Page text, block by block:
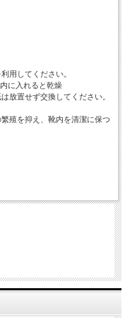
用してください。
に入れると乾燥
放置せず交換してください。
殖を抑え、靴内を清潔に保つ